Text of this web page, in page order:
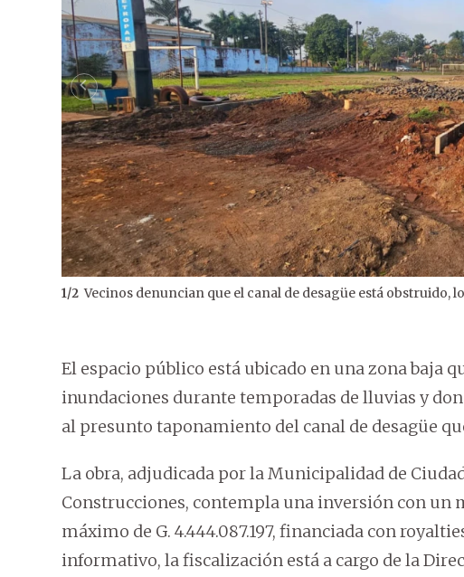
1/2 Vecinos denuncian que el canal de desagüe está obstruido,
El espacio público está ubicado en una zona baja
inundaciones durante temporadas de lluvias y
al presunto taponamiento del canal de desagüe
La obra, adjudicada por la Municipalidad de
Construcciones, contempla una inversión con un
máximo de G. 4.444.087.197, financiada con
informativo, la fiscalización está a cargo de la